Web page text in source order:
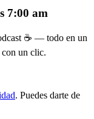
7:00 am
☕ — todo en un
con un clic.
. Puedes darte de